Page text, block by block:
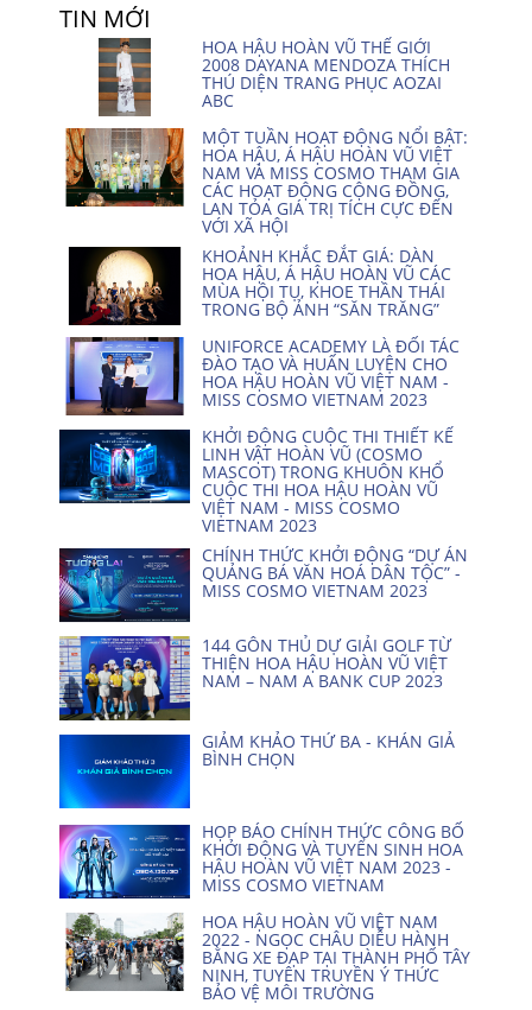
TIN MỚI
HOA HẬU HOÀN VŨ THẾ GIỚI
2008 DAYANA MENDOZA THÍCH
THÚ DIỆN TRANG PHỤC AOZAI
ABC
MỘT TUẦN HOẠT ĐỘNG NỔI BẬT:
HOA HẬU, Á HẬU HOÀN VŨ VIỆT
NAM VÀ MISS COSMO THAM GIA
CÁC HOẠT ĐỘNG CỘNG ĐỒNG,
LAN TỎA GIÁ TRỊ TÍCH CỰC ĐẾN
VỚI XÃ HỘI
KHOẢNH KHẮC ĐẮT GIÁ: DÀN
HOA HẬU, Á HẬU HOÀN VŨ CÁC
MÙA HỘI TỤ, KHOE THẦN THÁI
TRONG BỘ ẢNH “SĂN TRĂNG”
UNIFORCE ACADEMY LÀ ĐỐI TÁC
ĐÀO TẠO VÀ HUẤN LUYỆN CHO
HOA HẬU HOÀN VŨ VIỆT NAM -
MISS COSMO VIETNAM 2023
KHỞI ĐỘNG CUỘC THI THIẾT KẾ
LINH VẬT HOÀN VŨ (COSMO
MASCOT) TRONG KHUÔN KHỔ
CUỘC THI HOA HẬU HOÀN VŨ
VIỆT NAM - MISS COSMO
VIETNAM 2023
CHÍNH THỨC KHỞI ĐỘNG “DỰ ÁN
QUẢNG BÁ VĂN HOÁ DÂN TỘC” -
MISS COSMO VIETNAM 2023
144 GÔN THỦ DỰ GIẢI GOLF TỪ
THIỆN HOA HẬU HOÀN VŨ VIỆT
NAM – NAM A BANK CUP 2023
GIẢM KHẢO THỨ BA - KHÁN GIẢ
BÌNH CHỌN
HỌP BÁO CHÍNH THỨC CÔNG BỐ
KHỞI ĐỘNG VÀ TUYỂN SINH HOA
HẬU HOÀN VŨ VIỆT NAM 2023 -
MISS COSMO VIETNAM
HOA HẬU HOÀN VŨ VIỆT NAM
2022 - NGỌC CHÂU DIỄU HÀNH
BẰNG XE ĐẠP TẠI THÀNH PHỐ TÂY
NINH, TUYÊN TRUYỀN Ý THỨC
BẢO VỆ MÔI TRƯỜNG